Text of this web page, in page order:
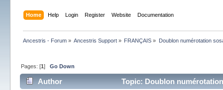
Home Help Login Register Website Documentation
Ancestris - Forum» Ancestris Support » FRANÇAIS » Doublon numérotation
Pages: [1] Go Down
Author Topic: Doublon